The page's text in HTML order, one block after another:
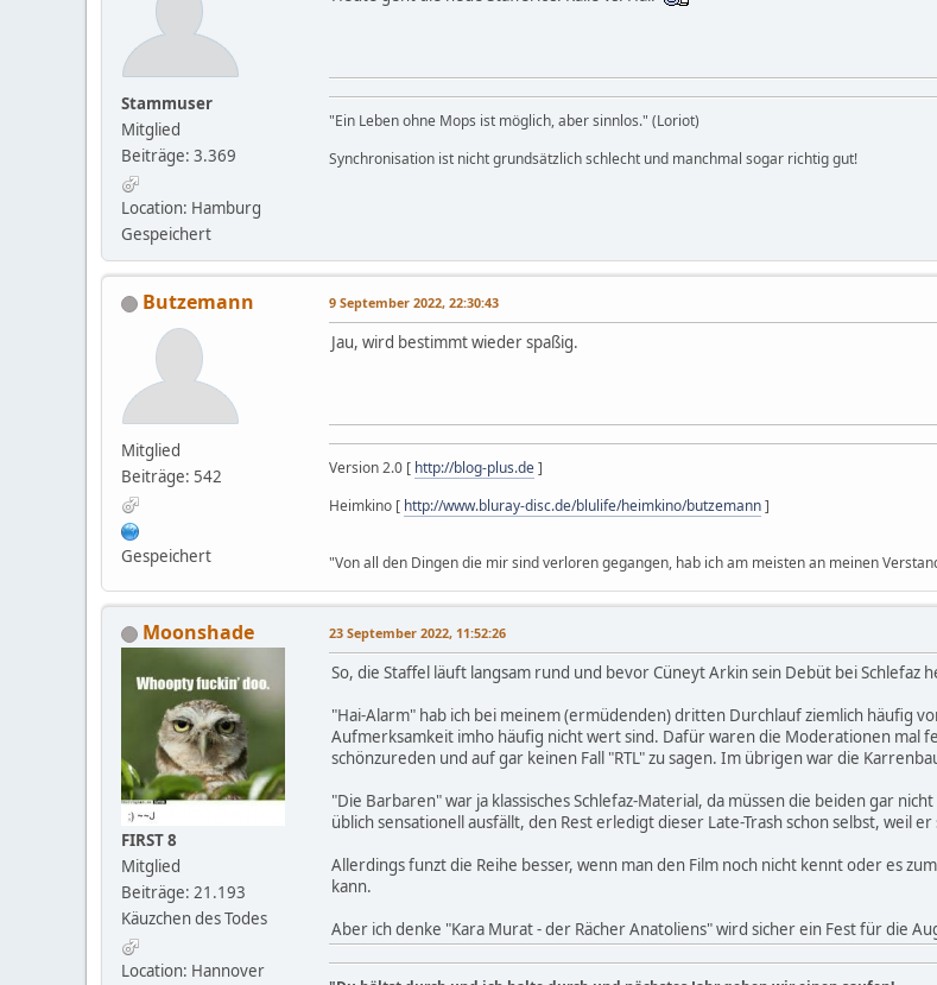
Stammuser
Mitglied
Beiträge: 3.369
Location: Hamburg
Gespeichert
"Ein Leben ohne Mops ist möglich, aber sinnlos." (Loriot)
Synchronisation ist nicht grundsätzlich schlecht und manchmal sogar richtig gut!
Butzemann
Mitglied
Beiträge: 542
Gespeichert
9 September 2022, 22:30:43
Jau, wird bestimmt wieder spaßig.
Version 2.0 [ http://blog-plus.de]
Heimkino [ http://www.bluray-disc.de/blulife/heimkino/butzemann]
"Von all den Dingen die mir sind verloren gegangen, hab ich am meisten an meinen
Moonshade
FIRST 8
Mitglied
Beiträge: 21.193
Käuzchen des Todes
Location: Hannover
23 September 2022, 11:52:26
So, die Staffel läuft langsam rund und bevor Cüneyt Arkin sein Debüt bei
"Hai-Alarm" hab ich bei meinem (ermüdenden) dritten Durchlauf ziemlich häufig
Aufmerksamkeit imho häufig nicht wert sind. Dafür waren die Moderationen mal
schönzureden und auf gar keinen Fall "RTL" zu sagen. Im übrigen war die
"Die Barbaren" war ja klassisches Schlefaz-Material, da müssen die beiden gar
üblich sensationell ausfällt, den Rest erledigt dieser Late-Trash schon selbst, weil
Allerdings funzt die Reihe besser, wenn man den Film noch nicht kennt oder es
kann.
Aber ich denke "Kara Murat - der Rächer Anatoliens" wird sicher ein Fest für die